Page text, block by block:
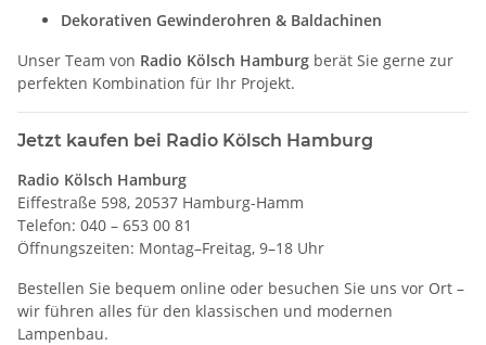
Dekorativen Gewinderohren & Baldachinen
Unser Team von Radio Kölsch Hamburg berät Sie gerne zur
perfekten Kombination für Ihr Projekt.
Jetzt kaufen bei Radio Kölsch Hamburg
Radio Kölsch Hamburg
Eiffestraße 598, 20537 Hamburg-Hamm
Telefon: 040 – 653 00 81
Öffnungszeiten: Montag–Freitag, 9–18 Uhr
Bestellen Sie bequem online oder besuchen Sie uns vor Ort –
wir führen alles für den klassischen und modernen
Lampenbau.